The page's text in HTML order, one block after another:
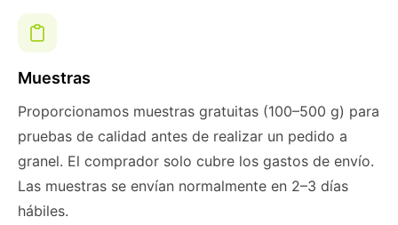
Muestras
Proporcionamos muestras gratuitas (100–500 g) para
pruebas de calidad antes de realizar un pedido a
granel. El comprador solo cubre los gastos de envío.
Las muestras se envían normalmente en 2–3 días
hábiles.